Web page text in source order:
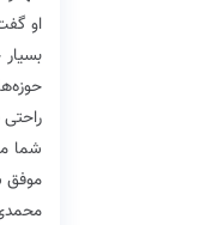
او
شما
موفق